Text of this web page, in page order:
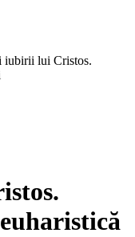
iubirii lui Cristos.